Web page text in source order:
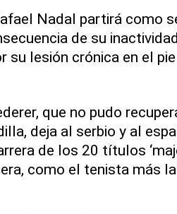
Nadal partirá como
de su
su lesión crónica en el pie
que no pudo
deja al serbio y al
de los 20 títulos
como el tenista más